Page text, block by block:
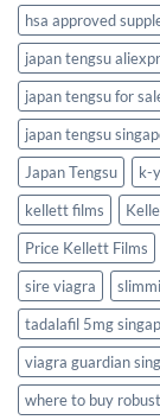
hsa approved
japan tengsu
japan tengsu for
japan tengsu
Japan Tengsu
k-
kellett films
Price Kellett Films
sire viagra
tadalafil 5mg
viagra guardian
where to buy